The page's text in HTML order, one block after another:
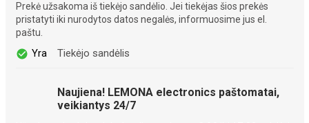
Prekė užsakoma iš tiekėjo sandėlio. Jei tiekėjas šios prekės
pristatyti iki nurodytos datos negalės, informuosime jus el.
paštu.
Yra Tiekėjo sandėlis
Naujiena! LEMONA electronics paštomatai,
veikiantys 24/7